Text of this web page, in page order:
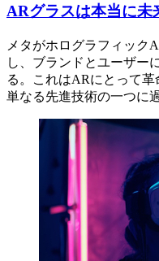
ARグラスは本当に未
メタがホログラフィック
し、ブランドとユーザー
る。これはARにとって
単なる先進技術の一つに